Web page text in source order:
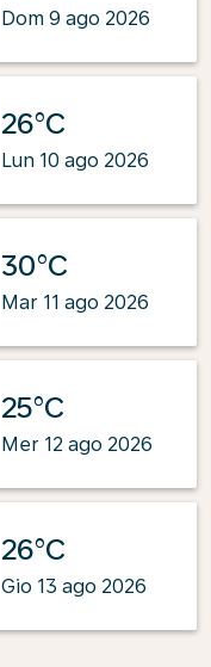
Dom 9 ago 2026
26°C
Lun 10 ago 2026
30°C
Mar 11 ago 2026
25°C
Mer 12 ago 2026
26°C
Gio 13 ago 2026